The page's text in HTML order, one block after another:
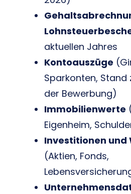
aktuellen Jahres
Kontoauszüge
Sparkonten, Stand
der Bewerbung)
Immobilienwerte
Eigenheim,
Investitionen
(Aktien, Fonds,